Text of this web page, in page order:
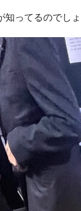
ってるのでしょ